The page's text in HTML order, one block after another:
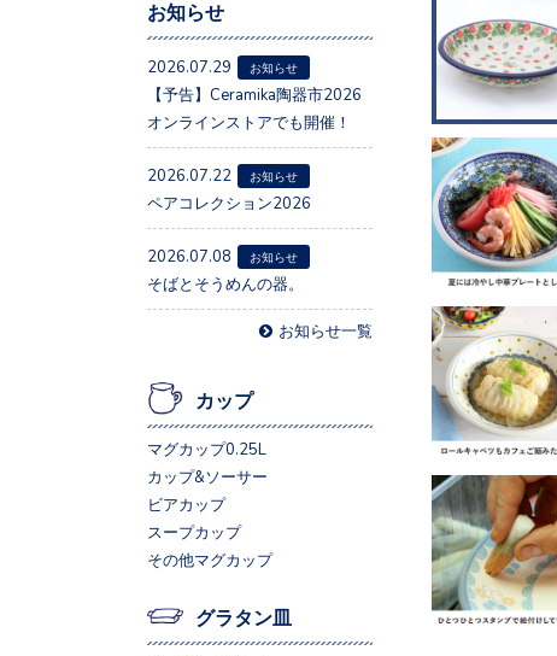
お知らせ
2026.07.29 お知らせ
【予告】Ceramika陶器市2026
オンラインストアでも開催！
2026.07.22 お知らせ
ペアコレクション2026
2026.07.08 お知らせ
そばとそうめんの器。
お知らせ一覧
カップ
マグカップ0.25L
カップ&ソーサー
ビアカップ
スープカップ
その他マグカップ
グラタン皿